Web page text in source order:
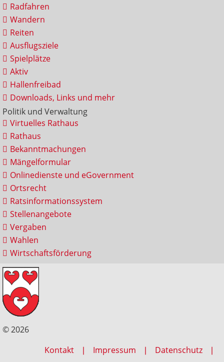
Radfahren
Wandern
Reiten
Ausflugsziele
Spielplätze
Aktiv
Hallenfreibad
Downloads, Links und mehr
Politik und Verwaltung
Virtuelles Rathaus
Rathaus
Bekanntmachungen
Mängelformular
Onlinedienste und eGovernment
Ortsrecht
Ratsinformationssystem
Stellenangebote
Vergaben
Wahlen
Wirtschaftsförderung
© 2026
Kontakt
Impressum Datenschutz